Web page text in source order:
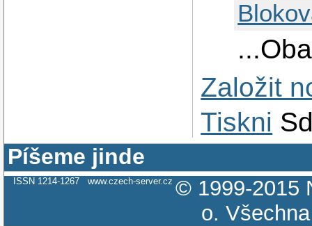
Založit
Tiskni
Píšeme jinde
ISSN 1214-1267 www.czech-server.cz © 1999-2015
o.